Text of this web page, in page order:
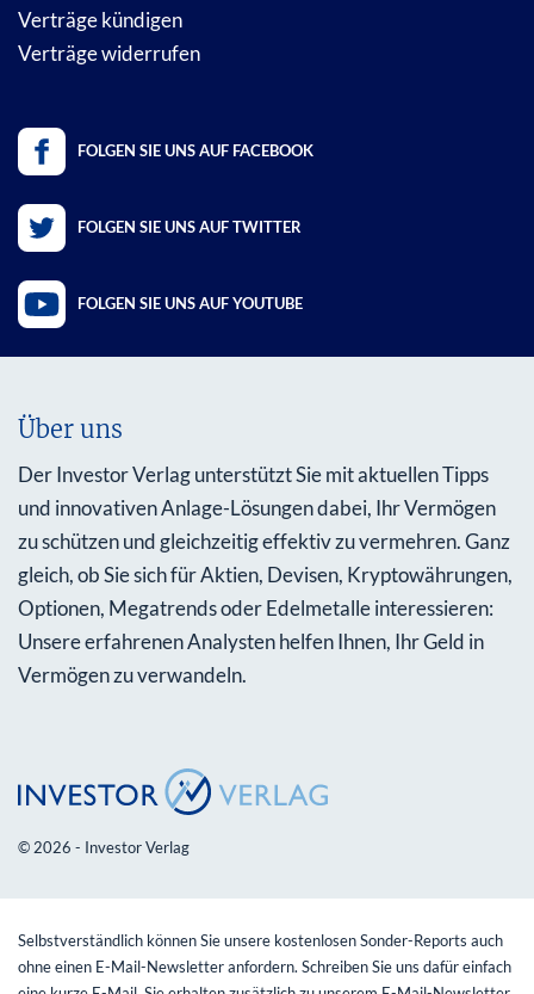
Verträge kündigen
Verträge widerrufen
FOLGEN SIE UNS AUF FACEBOOK
FOLGEN SIE UNS AUF TWITTER
FOLGEN SIE UNS AUF YOUTUBE
Über uns
Der Investor Verlag unterstützt Sie mit aktuellen Tipps
und innovativen Anlage-Lösungen dabei, Ihr Vermögen
zu schützen und gleichzeitig effektiv zu vermehren. Ganz
gleich, ob Sie sich für Aktien, Devisen, Kryptowährungen,
Optionen, Megatrends oder Edelmetalle interessieren:
Unsere erfahrenen Analysten helfen Ihnen, Ihr Geld in
Vermögen zu verwandeln.
© 2026 - Investor Verlag
Selbstverständlich können Sie unsere kostenlosen Sonder-Reports auch
ohne einen E-Mail-Newsletter anfordern. Schreiben Sie uns dafür einfach